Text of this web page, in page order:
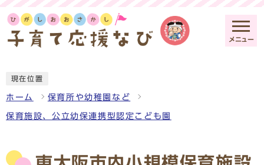
メニュー
現在位置
ホーム 保育所や幼稚園など
保育施設、公立幼保連携型認定こども園